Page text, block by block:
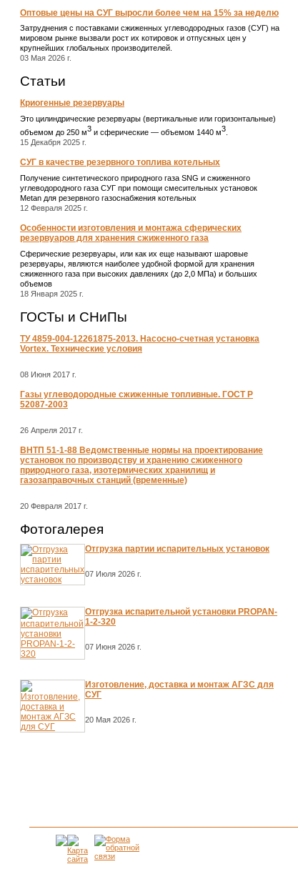
Оптовые цены на СУГ выросли более чем на 15% за неделю
Затруднения с поставками сжиженных углеводородных газов (СУГ) на
мировом рынке вызвали рост их котировок и отпускных цен у
крупнейших глобальных производителей.
03 Мая 2026 г.
Статьи
Криогенные резервуары
Это цилиндрические резервуары (вертикальные или горизонтальные)
объемом до 250 м3 и сферические ― объемом 1440 м3
15 Декабря 2025 г.
СУГ в качестве резервного топлива котельных
Получение синтетического природного газа SNG и сжиженного
углеводородного газа СУГ при помощи смесительных установок
Metan для резервного газоснабжения котельных
12 Февраля 2025 г.
Особенности изготовления и монтажа сферических
резервуаров для хранения сжиженного газа
Сферические резервуары, или как их еще называют шаровые
резервуары, являются наиболее удобной формой для хранения
сжиженного газа при высоких давлениях (до 2,0 МПа) и больших
объемов
18 Января 2025 г.
ГОСТы и СНиПы
ТУ 4859-004-12261875-2013. Насосно-счетная установка
Vortex. Технические условия
08 Июня 2017 г.
Газы углеводородные сжиженные топливные. ГОСТ Р
52087-2003
26 Апреля 2017 г.
ВНТП 51-1-88 Ведомственные нормы на проектирование
установок по производству и хранению сжиженного
природного газа, изотермических хранилищ и
газозаправочных станций (временные)
20 Февраля 2017 г.
Фотогалерея
Отгрузка партии испарительных установок
07 Июля 2026 г.
Отгрузка испарительной установки PROPAN-
1-2-320
07 Июня 2026 г.
Изготовление, доставка и монтаж АГЗС для
СУГ
20 Мая 2026 г.